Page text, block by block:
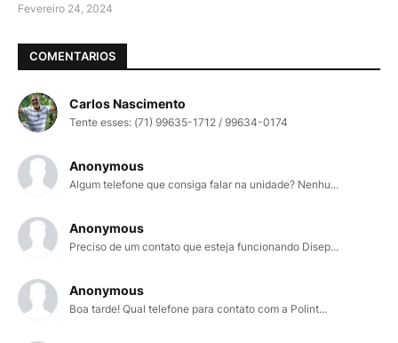
Fevereiro 24, 2024
COMENTARIOS
Carlos Nascimento
Tente esses: (71) 99635-1712 / 99634-0174
Anonymous
Algum telefone que consiga falar na unidade? Nenhu...
Anonymous
Preciso de um contato que esteja funcionando Disep...
Anonymous
Boa tarde! Qual telefone para contato com a Polint...